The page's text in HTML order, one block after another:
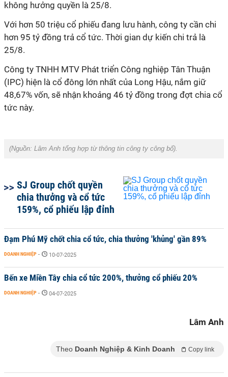
không hưởng quyền là 25/8.
Với hơn 50 triệu cổ phiếu đang lưu hành, công ty cần chi
hơn 95 tỷ đồng trả cổ tức. Thời gian dự kiến chi trả là
25/8.
Công ty TNHH MTV Phát triển Công nghiệp Tân Thuận
(IPC) hiện là cổ đông lớn nhất của Long Hậu, nắm giữ
48,67% vốn, sẽ nhận khoảng 46 tỷ đồng trong đợt chia cổ
tức này.
(Nguồn: Lâm Anh tổng hợp từ thông tin công ty công bố).
SJ Group chốt quyền
chia thưởng và cổ tức
159%, cổ phiếu lập đỉnh
Đạm Phú Mỹ chốt chia cổ tức, chia thưởng 'khủng' gần 89%
DOANH NGHIỆP - 10-07-2025
Bến xe Miền Tây chia cổ tức 200%, thưởng cổ phiếu 20%
DOANH NGHIỆP - 04-07-2025
Lâm Anh
Theo Doanh Nghiệp & Kinh Doanh Copy link